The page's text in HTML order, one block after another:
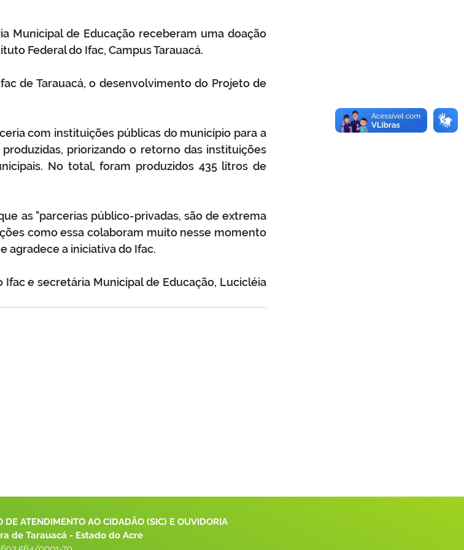
Municipal de Educação receberam uma doação
Federal do Ifac, Campus Tarauacá.
de Tarauacá, o desenvolvimento do Projeto de
com instituições públicas do município para a
priorizando o retorno das instituições
No total, foram produzidos 435 litros de
as "parcerias público-privadas, são de extrema
como essa colaboram muito nesse momento
agradece a iniciativa do Ifac.
e secretária Municipal de Educação, Lucicléia
DE ATENDIMENTO AO CIDADÃO (SIC) E OUVIDORIA
de Tarauacá - Estado do Acre